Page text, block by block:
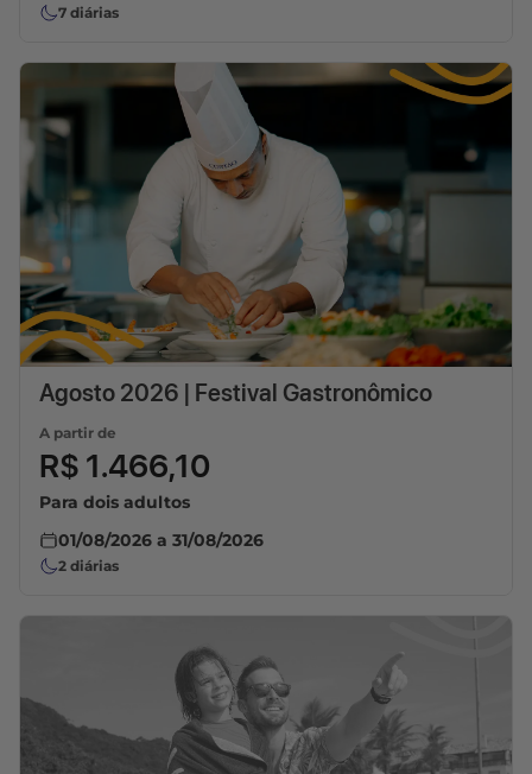
7 diárias
Agosto 2026 | Festival Gastronômico
A partir de
R$ 1.466,10
Para dois adultos
01/08/2026 a 31/08/2026
2 diárias